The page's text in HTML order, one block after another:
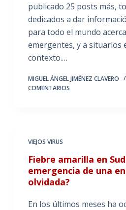
publicado 25 posts más,
dedicados a dar
para todo el mundo
emergentes, y a situarlos
contexto.…
MIGUEL ÁNGEL JIMÉNEZ CLAVERO
COMENTARIOS
VIEJOS VIRUS
Fiebre amarilla en
emergencia de una
olvidada?
En los últimos meses ha